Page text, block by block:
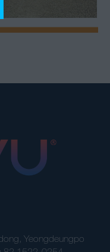
Yeongdeungpo